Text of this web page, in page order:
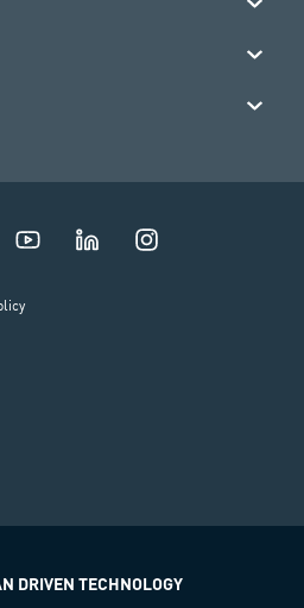
I
n
DRIVEN TECHNOLOGY